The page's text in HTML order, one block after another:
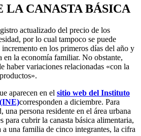
LA CANASTA BÁSICA
actualizado del precio de los
por lo cual tampoco se puede
en los primeros días del año y
en la economía familiar. No obstante,
haber variaciones relacionadas «con la
productos».
aparecen en el sitio web del Instituto
corresponden a diciembre. Para
una persona residente en el área urbana
para cubrir la canasta básica alimentaria,
a una familia de cinco integrantes, la cifra